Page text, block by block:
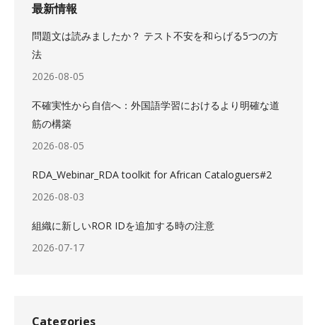
最新情報
問題文は読みましたか？ テスト不安を和らげる5つの方
法
2026-08-05
不確実性から自信へ：外国語学習におけるより明確な道
筋の構築
2026-08-05
RDA_Webinar_RDA toolkit for African Cataloguers#2
2026-08-03
組織に新しいROR IDを追加する時の注意
2026-07-17
Categories